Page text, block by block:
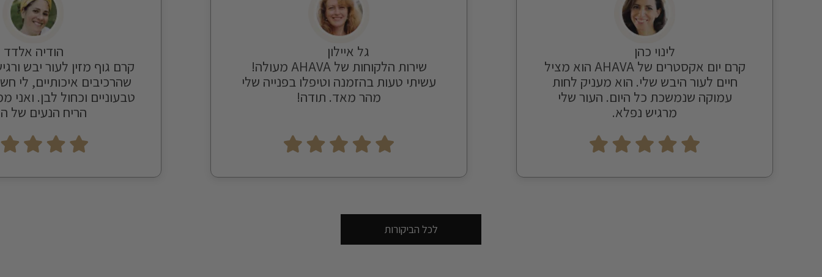
לינוי כהן
קרם יום אקסטרים של AHAVA הוא מציל
חיים לעור היבש שלי. הוא מעניק לחות
עמוקה שנמשכת כל היום. העור שלי
מרגיש נפלא.
גל איילון
שירות הלקוחות של AHAVA מעולה!
עשיתי טעות בהזמנה וטיפלו בפנייה שלי
מהר מאד. תודה!
הודיה אלדד
קרם גוף מזין לעור יבש
שהרכיבים איכותיים, לי
טבעוניים וכחול לבן.
הריח הנעים של
לכל הביקורות